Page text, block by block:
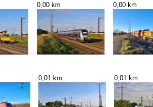
0,00 km 0,00 km
0,01 km 0,01 km